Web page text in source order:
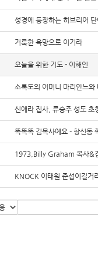
성경에 등장하는 히브리어 단
거룩한 욕망으로 이기라
오늘을 위한 기도 - 이해인
소록도의 어머니 마리안느와
신애라 집사, 류승주 성도 초
똑똑똑 김목사예요 - 창신동
1973,Billy Graham 목사&
KNOCK 이태원 준섭이길거